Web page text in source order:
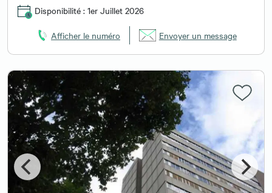
Disponibilité : 1er Juillet 2026
Afficher le numéro Envoyer un message